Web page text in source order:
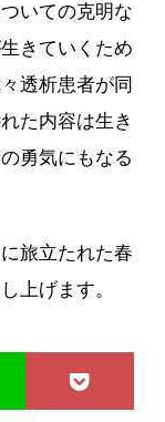
いての克明な
きていくため
透析患者が同
た内容は生き
勇気にもなる
旅立たれた春
上げます。